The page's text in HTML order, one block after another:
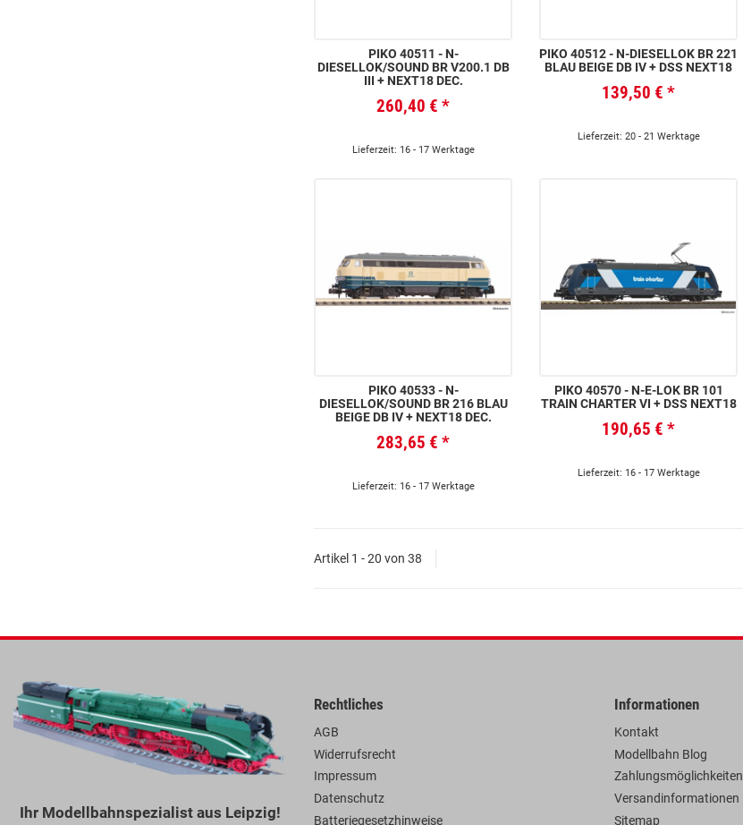
PIKO 40511 - N-
DIESELLOK/SOUND BR V200.1 DB
III + NEXT18 DEC.
260,40 € *
Lieferzeit: 16 - 17 Werktage
PIKO 40512 - N-DIESELLOK BR 221
BLAU BEIGE DB IV + DSS NEXT18
139,50 € *
Lieferzeit: 20 - 21 Werktage
PIKO 40533 - N-
DIESELLOK/SOUND BR 216 BLAU
BEIGE DB IV + NEXT18 DEC.
283,65 € *
Lieferzeit: 16 - 17 Werktage
PIKO 40570 - N-E-LOK BR 101
TRAIN CHARTER VI + DSS NEXT18
190,65 € *
Lieferzeit: 16 - 17 Werktage
Artikel 1 - 20 von 38
Ihr Modellbahnspezialist aus Leipzig!
Rechtliches
AGB
Widerrufsrecht
Impressum
Datenschutz
Batteriegesetzhinweise
Informationen
Kontakt
Modellbahn Blog
Zahlungsmöglichkeiten
Versandinformationen
Sitemap